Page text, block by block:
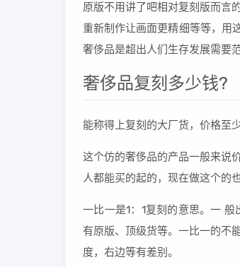
原版不用讲了吧相对复刻版而言
重新制作让画面更精细等等，用
奢侈品是超出人们生存发展需要
奢侈品复刻多少钱?
能称得上复刻的大厂货，价格至
这个仿的奢侈品的产品一般来说
人都能买的起的，现在做这个的
一比一是1：1复刻的意思。一
有原版、顶级货等。一比一的不
度，右边等有差别。